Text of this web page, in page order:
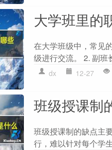
大学班里的
在大学班级中，常见
级进行交流。 2. 副班
dx 12-27
班级授课制
班级授课制的缺点主
行，难以针对每个学